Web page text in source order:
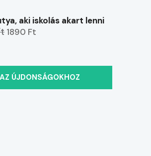
aki iskolás akart lenni
1890 Ft
ÚJDONSÁGOKHOZ